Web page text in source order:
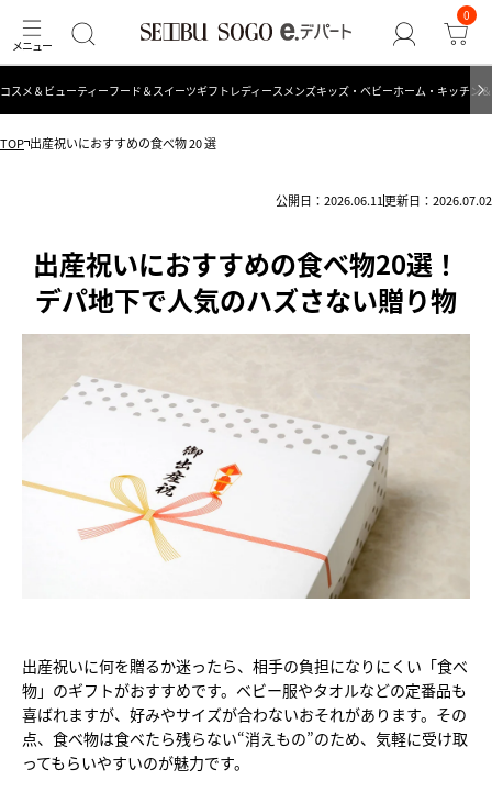
0
コスメ＆ビューティーフード＆スイーツギフト レディース メンズキッズ・ベビーホーム・キッチン
TOP 出産祝いにおすすめの食べ物 20 選
公開日：2026.06.11更新日：2026.07.02
出産祝いにおすすめの食べ物20選！
デパ地下で人気のハズさない贈り物
出産祝いに何を贈るか迷ったら、相手の負担になりにくい「食べ
物」のギフトがおすすめです。ベビー服やタオルなどの定番品も
喜ばれますが、好みやサイズが合わないおそれがあります。その
点、食べ物は食べたら残らない“消えもの”のため、気軽に受け取
ってもらいやすいのが魅力です。